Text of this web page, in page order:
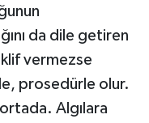
da dile getiren
vermezse
prosedürle olur.
ortada. Algılara